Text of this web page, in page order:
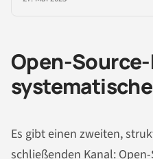
Open-
Es gibt einen zweiten,
schließenden Kanal: